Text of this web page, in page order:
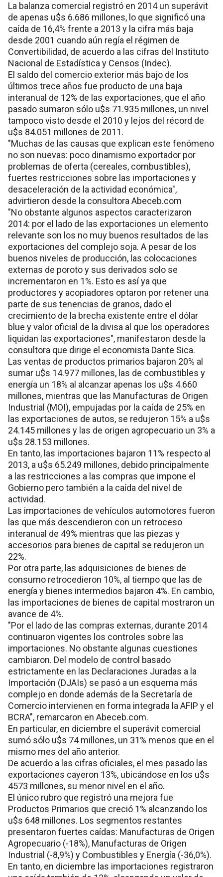
La balanza comercial registró en 2014 un superávit
de apenas u$s 6.686 millones, lo que significó una
caída de 16,4% frente a 2013 y la cifra más baja
desde 2001 cuando aún regía el régimen de
Convertibilidad, de acuerdo a las cifras del Instituto
Nacional de Estadística y Censos (Indec).
El saldo del comercio exterior más bajo de los
últimos trece años fue producto de una baja
interanual de 12% de las exportaciones, que el año
pasado sumaron sólo u$s 71.935 millones, un nivel
tampoco visto desde el 2010 y lejos del récord de
u$s 84.051 millones de 2011.
"Muchas de las causas que explican este fenómeno
no son nuevas: poco dinamismo exportador por
problemas de oferta (cereales, combustibles),
fuertes restricciones sobre las importaciones y
desaceleración de la actividad económica",
advirtieron desde la consultora Abeceb.com
"No obstante algunos aspectos caracterizaron
2014: por el lado de las exportaciones un elemento
relevante son los no muy buenos resultados de las
exportaciones del complejo soja. A pesar de los
buenos niveles de producción, las colocaciones
externas de poroto y sus derivados solo se
incrementaron en 1%. Esto es así ya que
productores y acopiadores optaron por retener una
parte de sus tenencias de granos, dado el
crecimiento de la brecha existente entre el dólar
blue y valor oficial de la divisa al que los operadores
liquidan las exportaciones", manifestaron desde la
consultora que dirige el economista Dante Sica.
Las ventas de productos primarios bajaron 20% al
sumar u$s 14.977 millones, las de combustibles y
energía un 18% al alcanzar apenas los u$s 4.660
millones, mientras que las Manufacturas de Origen
Industrial (MOI), empujadas por la caída de 25% en
las exportaciones de autos, se redujeron 15% a u$s
24.145 millones y las de origen agropecuario un 3% a
u$s 28.153 millones.
En tanto, las importaciones bajaron 11% respecto al
2013, a u$s 65.249 millones, debido principalmente
a las restricciones a las compras que impone el
Gobierno pero también a la caída del nivel de
actividad.
Las importaciones de vehículos automotores fueron
las que más descendieron con un retroceso
interanual de 49% mientras que las piezas y
accesorios para bienes de capital se redujeron un
22%.
Por otra parte, las adquisiciones de bienes de
consumo retrocedieron 10%, al tiempo que las de
energía y bienes intermedios bajaron 4%. En cambio,
las importaciones de bienes de capital mostraron un
avance de 4%.
"Por el lado de las compras externas, durante 2014
continuaron vigentes los controles sobre las
importaciones. No obstante algunas cuestiones
cambiaron. Del modelo de control basado
estrictamente en las Declaraciones Juradas a la
Importación (DJAIs) se pasó a un esquema más
complejo en donde además de la Secretaría de
Comercio intervienen en forma integrada la AFIP y el
BCRA", remarcaron en Abeceb.com.
En particular, en diciembre el superávit comercial
sumó sólo u$s 74 millones, un 31% menos que en el
mismo mes del año anterior.
De acuerdo a las cifras oficiales, el mes pasado las
exportaciones cayeron 13%, ubicándose en los u$s
4573 millones, su menor nivel en el año.
El único rubro que registró una mejora fue
Productos Primarios que creció 1% alcanzando los
u$s 648 millones. Los segmentos restantes
presentaron fuertes caídas: Manufacturas de Origen
Agropecuario (-18%), Manufacturas de Origen
Industrial (-8,9%) y Combustibles y Energía (-36,0%).
En tanto, en diciembre las importaciones registraron